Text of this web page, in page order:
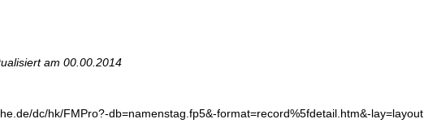
am 00.00.2014
hk/FMPro?-db=namenstag.fp5&-format=record%5fdetail.htm&-lay=layout